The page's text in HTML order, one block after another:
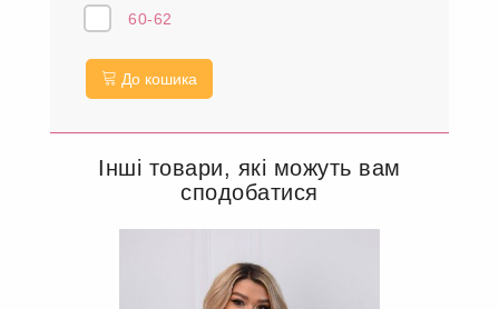
60-62
До кошика
Інші товари, які можуть вам
сподобатися